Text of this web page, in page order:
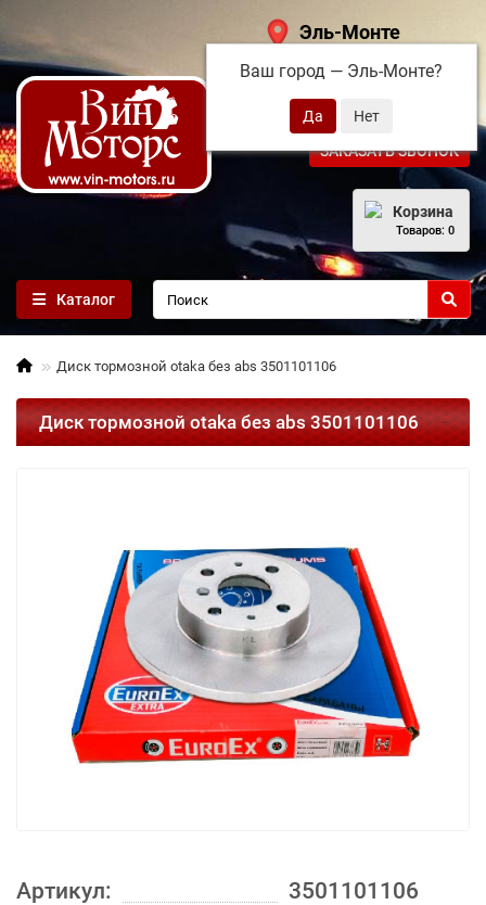
Эль-Монте
Ваш город — Эль-Монте?
+7 (495) 108-68-71
ЗАКАЗАТЬ ЗВОНОК
Корзина
Товаров: 0
Каталог
Диск тормозной otaka без abs 3501101106
Диск тормозной otaka без abs 3501101106
Артикул: 3501101106